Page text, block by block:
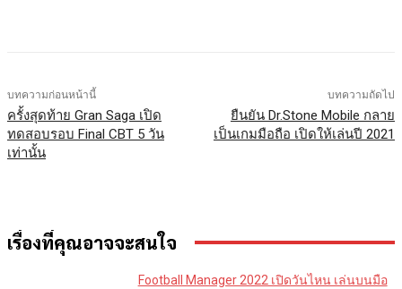
บทความก่อนหน้านี้
ครั้งสุดท้าย Gran Saga เปิด
ทดสอบรอบ Final CBT 5 วัน
เท่านั้น
บทความถัดไป
ยืนยัน Dr.Stone Mobile กลาย
เป็นเกมมือถือ เปิดให้เล่นปี 2021
เรื่องที่คุณอาจจะสนใจ
Football Manager 2022 เปิดวันไหน เล่นบนมือ